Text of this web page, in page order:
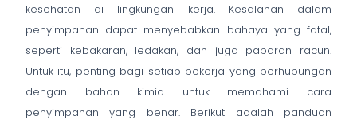
kesehatan di lingkungan kerja. Kesalahan dalam
penyimpanan dapat menyebabkan bahaya yang fatal,
seperti kebakaran, ledakan, dan juga paparan racun.
Untuk itu, penting bagi setiap pekerja yang berhubungan
dengan bahan kimia untuk memahami cara
penyimpanan yang benar. Berikut adalah panduan